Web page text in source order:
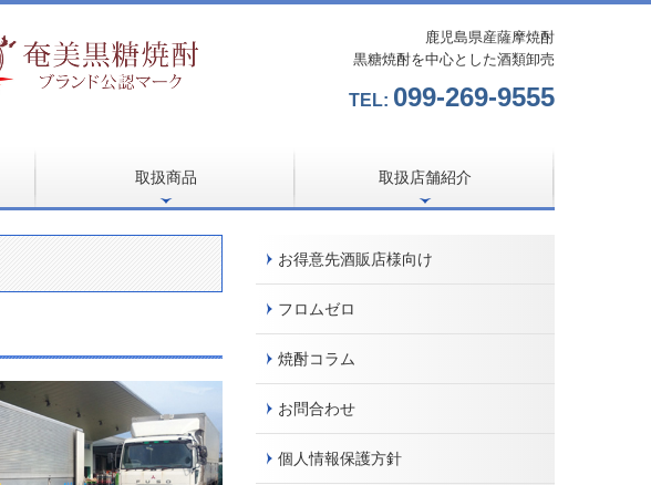
鹿児島県産薩摩焼酎
黒糖焼酎を中心とした酒類卸売
TEL: 099-269-9555
取扱商品
新商品
企画商品
南九州酒販オリジナル
取扱店舗紹介
お得意先酒販店様向け
フロムゼロ
焼酎コラム
お問合わせ
個人情報保護方針